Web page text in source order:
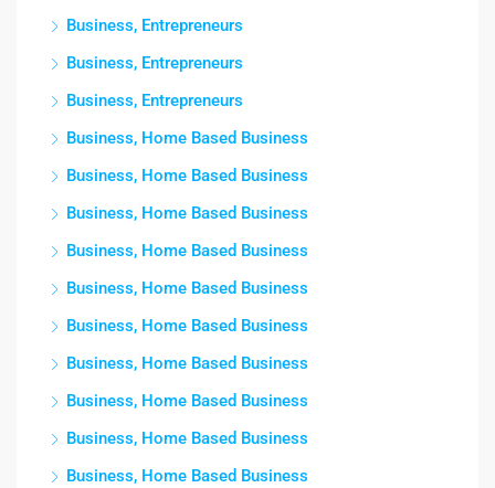
Business, Entrepreneurs
Business, Entrepreneurs
Business, Entrepreneurs
Business, Home Based Business
Business, Home Based Business
Business, Home Based Business
Business, Home Based Business
Business, Home Based Business
Business, Home Based Business
Business, Home Based Business
Business, Home Based Business
Business, Home Based Business
Business, Home Based Business